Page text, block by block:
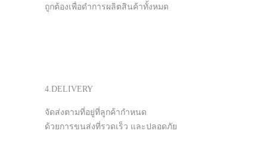
ถูกต้องเพื่อดำการผลิตสินค้าทั้งหมด
4.DELIVERY
จัดส่งตามที่อยู่ที่ลูกค้ากำหนด
ด้วยการขนส่งที่รวดเร็ว และปลอดภัย